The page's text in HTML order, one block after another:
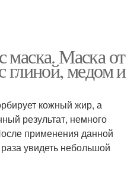
Маска от
глиной, медом и
кожный жир, а
результат, немного
применения данной
увидеть небольшой